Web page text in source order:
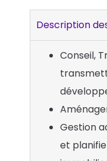
Description
Conseil,
Gestion
et